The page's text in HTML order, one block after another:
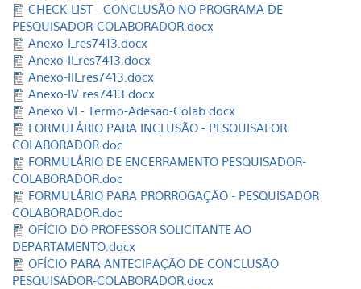
CHECK-LIST - CONCLUSÃO NO PROGRAMA DE
PESQUISADOR-COLABORADOR.docx
Anexo-I_res7413.docx
Anexo-II_res7413.docx
Anexo-III_res7413.docx
Anexo-IV_res7413.docx
Anexo VI - Termo-Adesao-Colab.docx
FORMULÁRIO PARA INCLUSÃO - PESQUISAFOR
COLABORADOR.doc
FORMULÁRIO DE ENCERRAMENTO PESQUISADOR-
COLABORADOR.doc
FORMULÁRIO PARA PRORROGAÇÃO - PESQUISADOR
COLABORADOR.doc
OFÍCIO DO PROFESSOR SOLICITANTE AO
DEPARTAMENTO.docx
OFÍCIO PARA ANTECIPAÇÃO DE CONCLUSÃO
PESQUISADOR-COLABORADOR.docx